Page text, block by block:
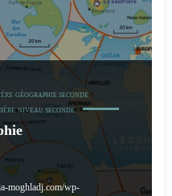
GÉOGRAPHIE SECONDE
NIVEAU SECONDE
moghladj.com/wp-